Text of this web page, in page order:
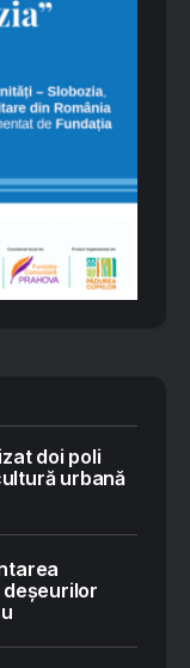
doi poli
urbană